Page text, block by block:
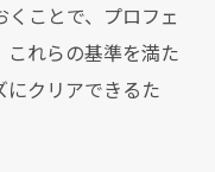
くことで、プロフェ
これらの基準を満た
にクリアできるた